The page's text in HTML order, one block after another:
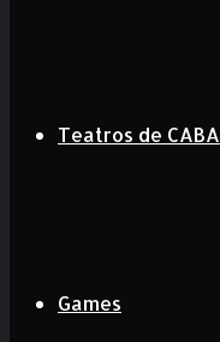
Teatros de CABA
Games